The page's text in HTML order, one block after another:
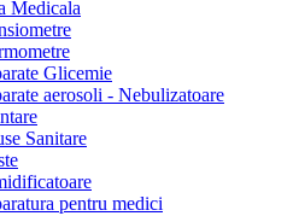
Medicala
Glicemie
aerosoli - Nebulizatoare
Sanitare
pentru medici